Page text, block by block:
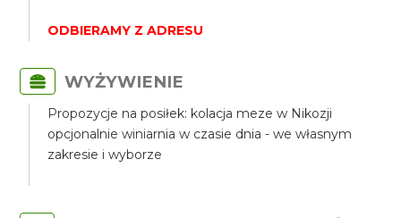
ODBIERAMY Z ADRESU
WYŻYWIENIE
Propozycje na posiłek: kolacja meze w Nikozji
opcjonalnie winiarnia w czasie dnia - we własnym
zakresie i wyborze